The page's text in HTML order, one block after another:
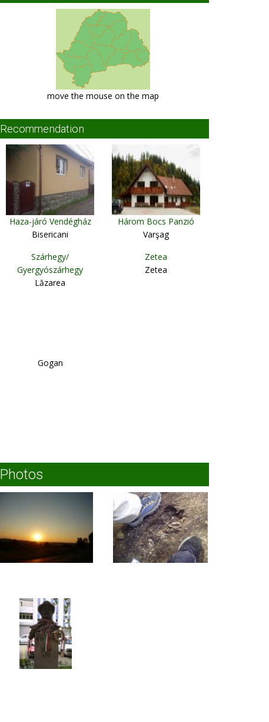
move the mouse on the map
Recommendation
Haza-járó Vendégház
Bisericani
Három Bocs Panzió
Varşag
Szárhegy/
Gyergyószárhegy
Lăzarea
Zetea
Zetea
Gogan
Photos